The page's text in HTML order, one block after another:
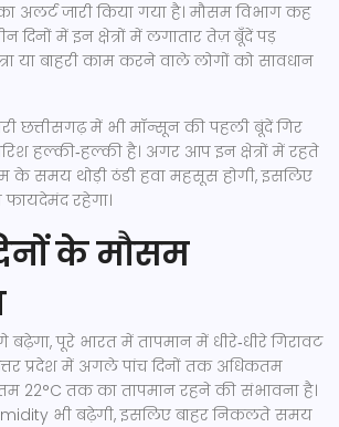
अलर्ट जारी किया गया है। मौसम विभाग कह
दिनों में इन क्षेत्रों में लगातार तेज़ बूँदें पड़
या बाहरी काम करने वाले लोगों को सावधान
छत्तीसगढ़ में भी मॉन्सून की पहली बूंदें गिर
हल्की‑हल्की है। अगर आप इन क्षेत्रों में रहते
के समय थोड़ी ठंडी हवा महसूस होगी, इसलिए
रहेगा।
के मौसम
पूरे भारत में तापमान में धीरे‑धीरे गिरावट
प्रदेश में अगले पांच दिनों तक अधिकतम
22°C तक का तापमान रहने की संभावना है।
भी बढ़ेगी, इसलिए बाहर निकलते समय